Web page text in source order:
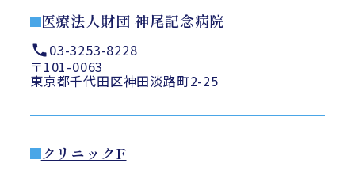
医療法人財団 神尾記念病院
03-3253-8228
〒101-0063
東京都千代田区神田淡路町2-25
クリニックF